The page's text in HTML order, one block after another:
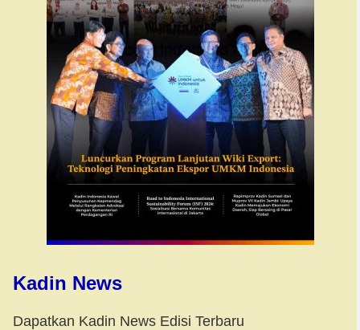
Kadin News
Dapatkan Kadin News Edisi Terbaru